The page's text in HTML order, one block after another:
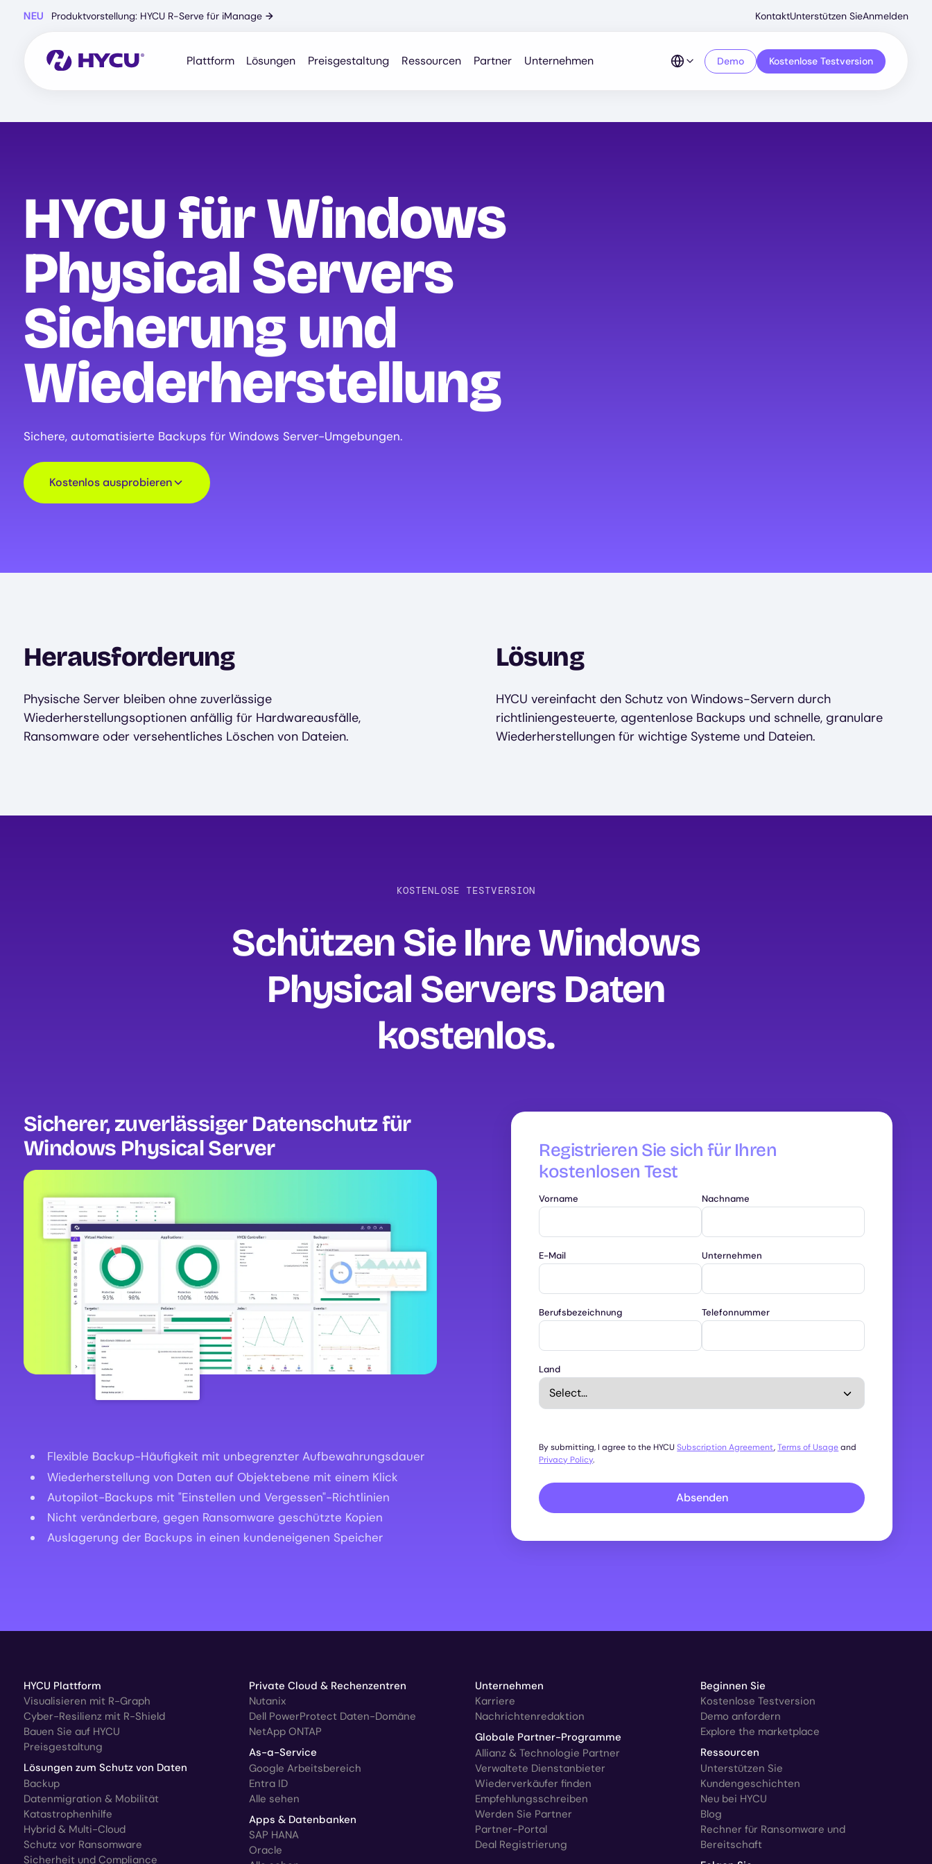
Hauptinhalt
NEU Produktvorstellung: HYCU R-Serve für iManage →
Menu
KontaktUnterstützen SieAnmelden
Plattform Lösungen Preisgestaltung Ressourcen Partner Unternehmen Demo Kostenlose Testversion
HYCU für Windows
Physical Servers
Sicherung und
Wiederherstellung
Sichere, automatisierte Backups für Windows Server-Umgebungen.
Kostenlos ausprobieren
Herausforderung
Physische Server bleiben ohne zuverlässige
Wiederherstellungsoptionen anfällig für Hardwareausfälle,
Ransomware oder versehentliches Löschen von Dateien.
Lösung
HYCU vereinfacht den Schutz von Windows-Servern durch
richtliniengesteuerte, agentenlose Backups und schnelle, granulare
Wiederherstellungen für wichtige Systeme und Dateien.
KOSTENLOSE TESTVERSION
Schützen Sie Ihre Windows
Physical Servers Daten
kostenlos‍.
Sicherer, zuverlässiger Datenschutz für
Windows Physical Server
Image
Flexible Backup-Häufigkeit mit unbegrenzter Aufbewahrungsdauer
Wiederherstellung von Daten auf Objektebene mit einem Klick
Autopilot-Backups mit "Einstellen und Vergessen"-Richtlinien
Nicht veränderbare, gegen Ransomware geschützte Kopien
Auslagerung der Backups in einen kundeneigenen Speicher
Registrieren Sie sich für Ihren
kostenlosen Test
Vorname Nachname
E-Mail Unternehmen
Berufsbezeichnung Telefonnummer
Land
By submitting, I agree to the HYCUSubscription Agreement,Terms of Usageand
Privacy Policy.
Absenden
HYCU Plattform
Visualisieren mit R-Graph
Cyber-Resilienz mit R-Shield
Bauen Sie auf HYCU
Preisgestaltung
Lösungen zum Schutz von Daten
Backup
Datenmigration & Mobilität
Katastrophenhilfe
Hybrid & Multi-Cloud
Schutz vor Ransomware
Sicherheit und Compliance
Private Cloud & Rechenzentren
Nutanix
Dell PowerProtect Daten-Domäne
NetApp ONTAP
As-a-Service
Google Arbeitsbereich
Entra ID
Alle sehen
Apps & Datenbanken
SAP HANA
Oracle
Unternehmen
Karriere
Nachrichtenredaktion
Globale Partner-Programme
Allianz & Technologie Partner
Verwaltete Dienstanbieter
Wiederverkäufer finden
Empfehlungsschreiben
Werden Sie Partner
Partner-Portal
Deal Registrierung
Beginnen Sie
Kostenlose Testversion
Demo anfordern
Explore the marketplace
Ressourcen
Unterstützen Sie
Kundengeschichten
Neu bei HYCU
Blog
Rechner für Ransomware und
Bereitschaft